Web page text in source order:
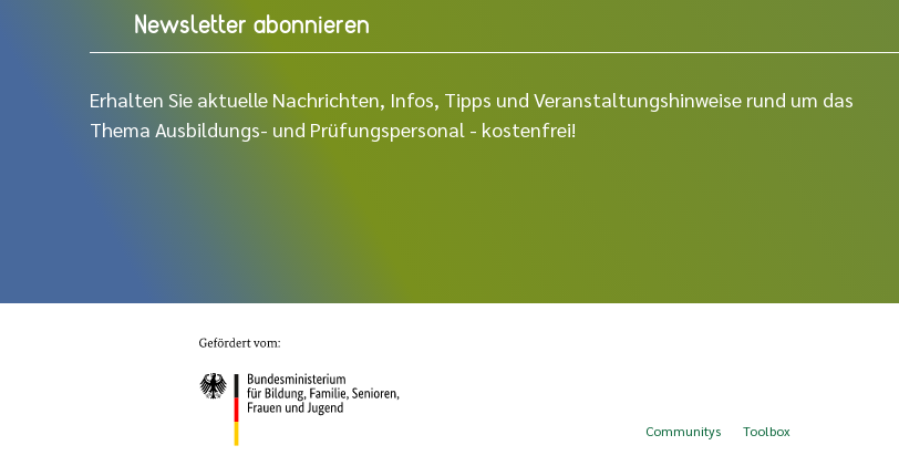
Newsletter abonnieren
Erhalten Sie aktuelle Nachrichten, Infos, Tipps und Veranstaltungshinweise rund um das
Thema Ausbildungs- und Prüfungspersonal - kostenfrei!
Communitys Toolbox